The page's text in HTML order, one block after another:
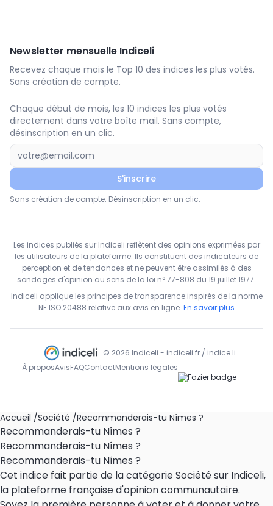
Newsletter mensuelle Indiceli
Recevez chaque mois le Top 10 des indices les plus votés.
Sans création de compte.
Chaque début de mois, les 10 indices les plus votés
directement dans votre boîte mail. Sans compte,
désinscription en un clic.
S'inscrire
Sans création de compte. Désinscription en un clic.
Les indices publiés sur Indiceli reflètent des opinions exprimées par
les utilisateurs de la plateforme. Ils constituent des indicateurs de
perception et de tendances et ne peuvent être assimilés à des
sondages d'opinion au sens de la loi n° 77-808 du 19 juillet 1977.
Indiceli applique les principes de transparence inspirés de la norme
NF ISO 20488 relative aux avis en ligne. En savoir plus
© 2026 Indiceli - indiceli.fr / indice.li
À proposAvisFAQContactMentions légales
Accueil /Société /Recommanderais-tu Nîmes ?
Recommanderais-tu Nîmes ?
Recommanderais-tu Nîmes ?
Recommanderais-tu Nîmes ?
Cet indice fait partie de la catégorie Société sur Indiceli,
la plateforme française d'opinion communautaire.